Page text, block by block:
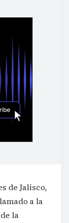
de Jalisco,
a la
la